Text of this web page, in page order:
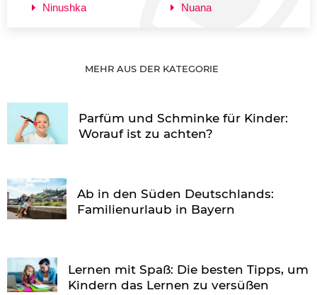
Ninushka
Nuana
MEHR AUS DER KATEGORIE
Parfüm und Schminke für Kinder:
Worauf ist zu achten?
Ab in den Süden Deutschlands:
Familienurlaub in Bayern
Lernen mit Spaß: Die besten Tipps, um
Kindern das Lernen zu versüßen